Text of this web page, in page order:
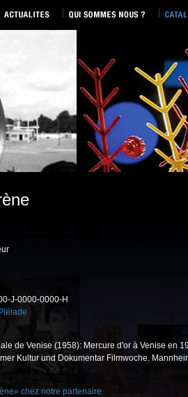
J-0000-0000-H
de Venise (1958): Mercure d'or à Venise en
Kultur und Dokumentar Filmwoche.
chez notre partenaire